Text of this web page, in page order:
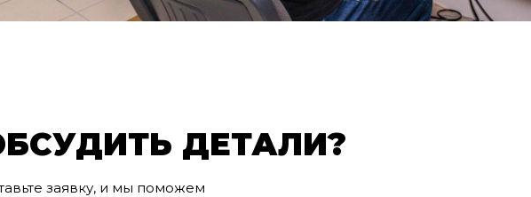
ДЕТАЛИ?
заявку, и мы поможем